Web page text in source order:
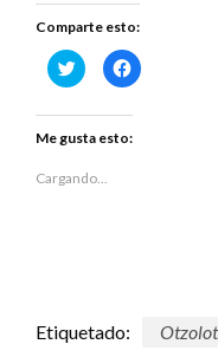
Comparte esto:
Haz
clic
en
Twitter
en
Haz
clic
Me gusta esto:
Cargando...
Etiquetado: